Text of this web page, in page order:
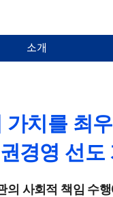
소개
가치를 최
경영 선
의 사회적 책임 수